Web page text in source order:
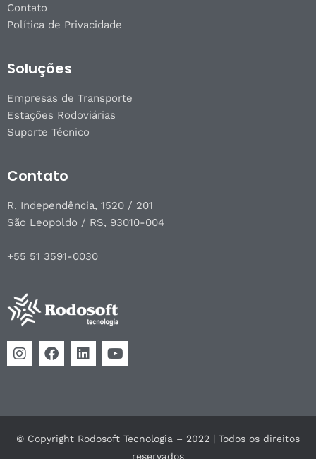
Contato
Política de Privacidade
Soluções
Empresas de Transporte
Estações Rodoviárias
Suporte Técnico
Contato
R. Independência, 1520 / 201
São Leopoldo / RS, 93010-004
+55 51 3591-0030
© Copyright Rodosoft Tecnologia – 2022 | Todos os direitos
reservados